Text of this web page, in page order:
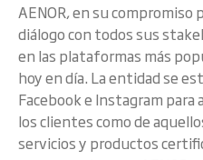
AENOR, en su
diálogo con todos sus
en las plataformas más
hoy en día. La entidad se
Facebook e Instagram
los clientes como de
servicios y productos